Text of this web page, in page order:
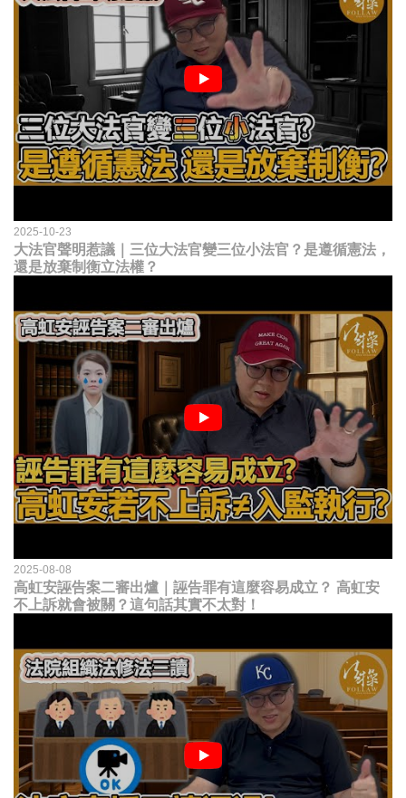
2025-10-23
大法官聲明惹議｜三位大法官變三位小法官？是遵循憲法，
還是放棄制衡立法權？
2025-08-08
高虹安誣告案二審出爐｜誣告罪有這麼容易成立？ 高虹安
不上訴就會被關？這句話其實不太對！